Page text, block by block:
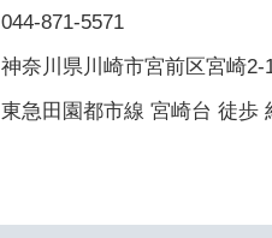
044-871-5571
神奈川県川崎市宮前区宮崎2-
東急田園都市線 宮崎台 徒歩